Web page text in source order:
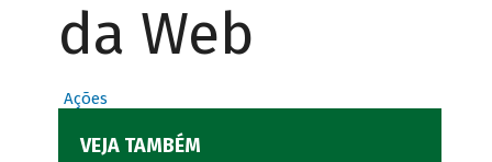
da Web
Ações
VEJA TAMBÉM